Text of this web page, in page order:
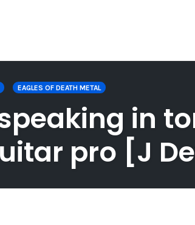
EAGLES OF DEATH METAL
in
pro [J